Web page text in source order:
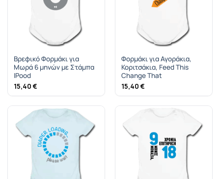
Βρεφικό Φορμάκι για
Μωρά 6 μηνών με Στάμπα
IPood
15,40 €
Φορμάκι για Αγοράκια,
Κοριτσάκια, Feed This
Change That
15,40 €